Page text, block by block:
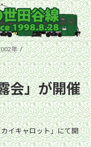
年
会」が開催
イキャロット」にて開